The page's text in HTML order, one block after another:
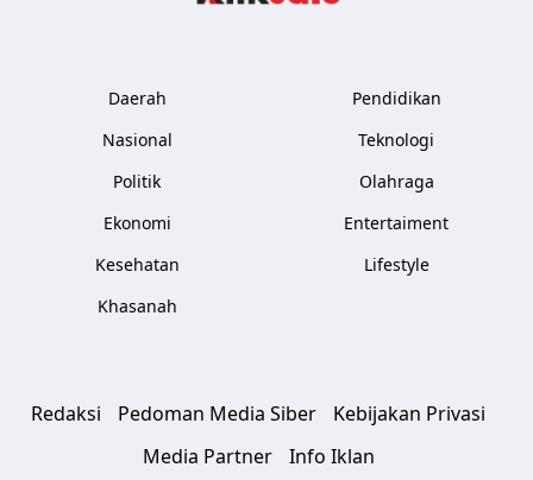
Daerah
Nasional
Politik
Ekonomi
Kesehatan
Khasanah
Pendidikan
Teknologi
Olahraga
Entertaiment
Lifestyle
Redaksi Pedoman Media Siber
Kebijakan Privasi
Media Partner
Info Iklan